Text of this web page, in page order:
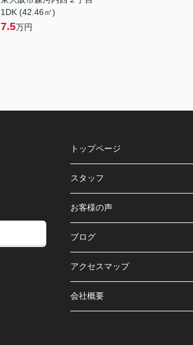
1DK (42.46㎡)
7.5万円
トップページ
スタッフ
お客様の声
ブログ
アクセスマップ
会社概要